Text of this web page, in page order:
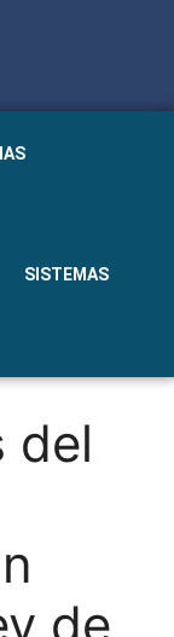
SISTEMAS
del
de